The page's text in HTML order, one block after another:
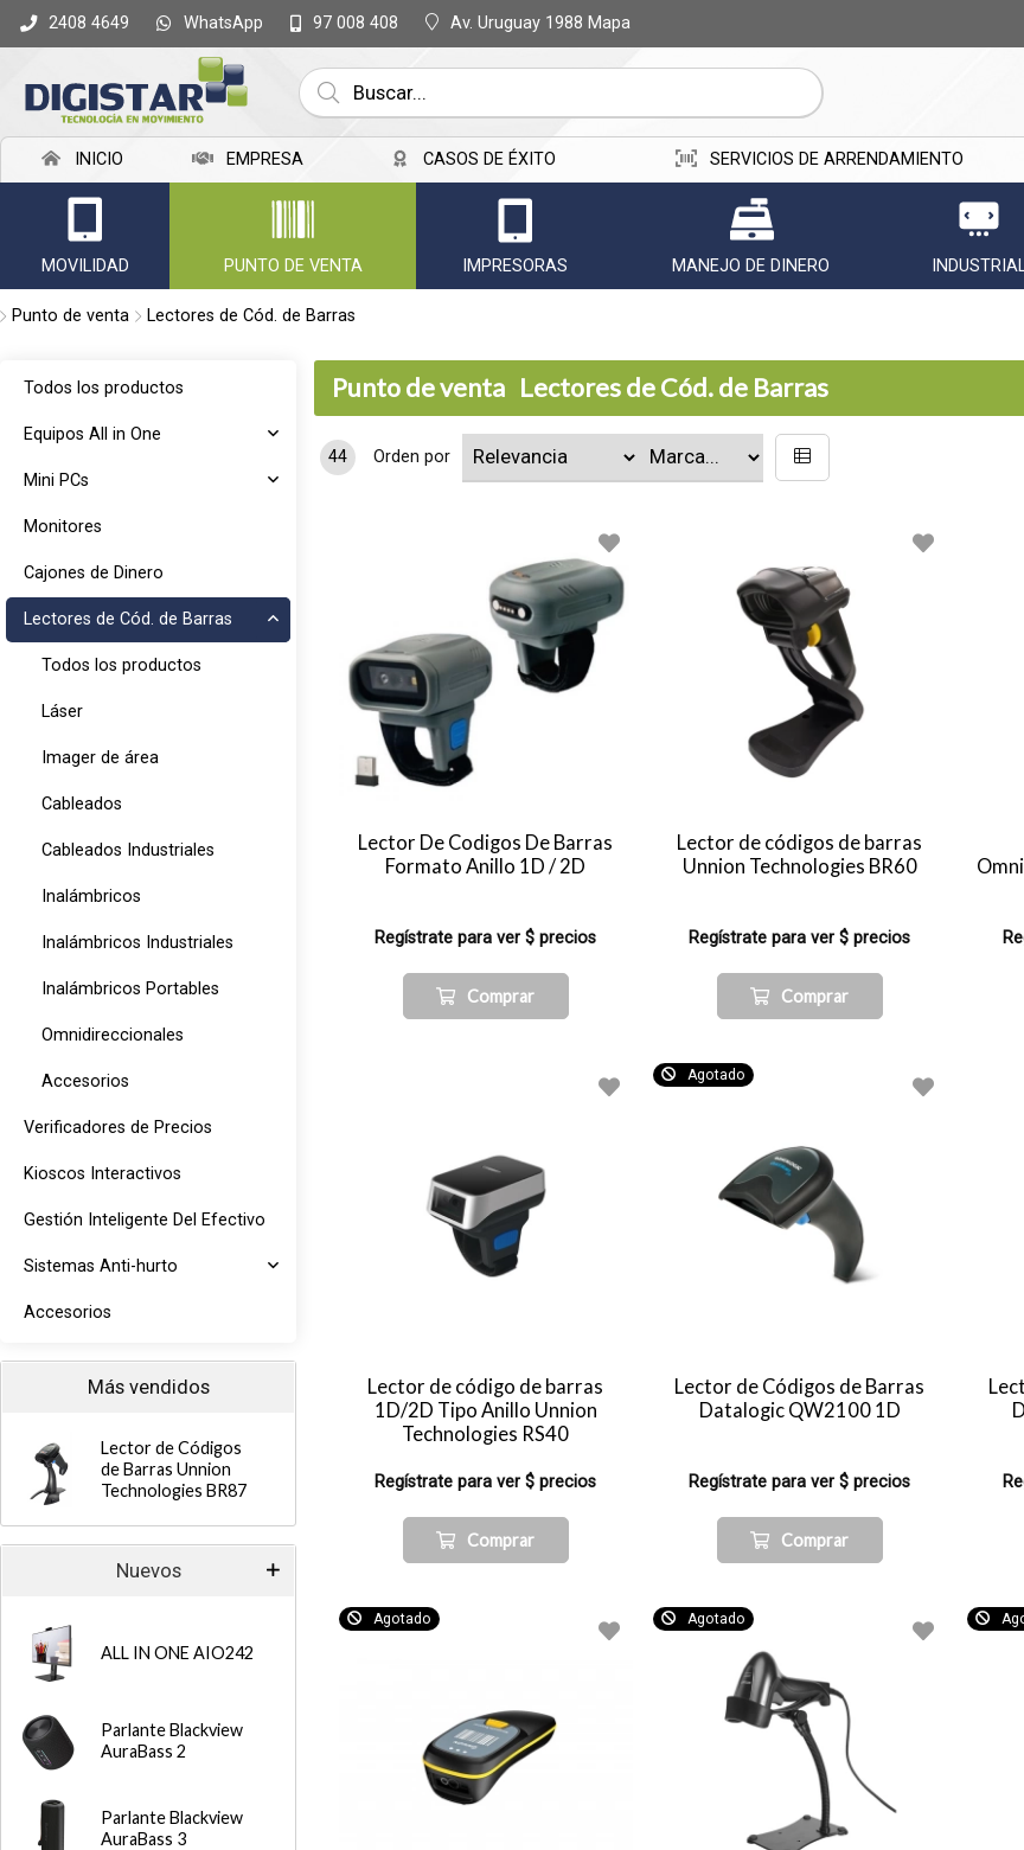
2408 4649 WhatsApp 97 008 408 Av. Uruguay 1988 Mapa
INICIO EMPRESA CASOS DE ÉXITO SERVICIOS DE ARRENDAMIENTO
MOVILIDAD PUNTO DE VENTA IMPRESORAS MANEJO DE DINERO
Punto de venta Lectores de Cód. de Barras
Todos los productos
Equipos All in One
Mini PCs
Monitores
Cajones de Dinero
Lectores de Cód. de Barras
Todos los productos
Láser
Imager de área
Cableados
Cableados Industriales
Inalámbricos
Inalámbricos Industriales
Inalámbricos Portables
Omnidireccionales
Accesorios
Verificadores de Precios
Kioscos Interactivos
Gestión Inteligente Del Efectivo
Sistemas Anti-hurto
Accesorios
Más vendidos
Lector de Códigos
de Barras Unnion
Technologies BR87
Nuevos
ALL IN ONE AIO242
Parlante Blackview
AuraBass 2
Parlante Blackview
AuraBass 3
Punto de venta Lectores de Cód. de Barras
44 Orden por
Lector De Codigos De Barras
Formato Anillo 1D / 2D
Regístrate para ver $ precios
Comprar
Lector de códigos de barras
Unnion Technologies BR60
Regístrate para ver $ precios
Comprar
Lector de código de barras
1D/2D Tipo Anillo Unnion
Technologies RS40
Regístrate para ver $ precios
Comprar
Agotado
Lector de Códigos de Barras
Datalogic QW2100 1D
Regístrate para ver $ precios
Comprar
Agotado Agotado